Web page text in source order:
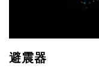
避震器